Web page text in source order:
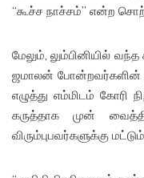
“கூச்ச நாச்சம்” என்ற
மேலும், லும்பினியில் வந்த
ஜமாலன் போன்றவர்களின்
எழுத்து எம்மிடம் கோரி
கருத்தாக முன்
விரும்புபவர்களுக்கு